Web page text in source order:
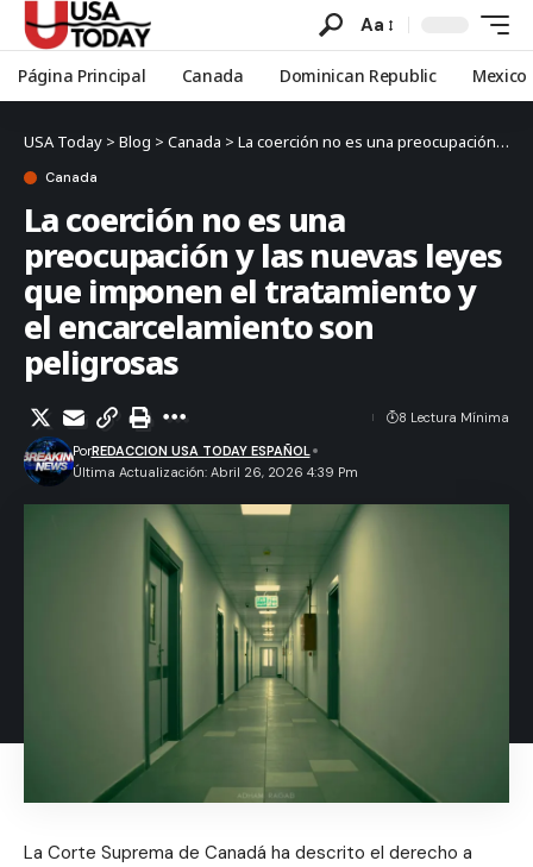
Aa
Página Principal Canada Dominican Republic Mexico
USA Today > Blog > Canada > La coerción no es una preocupación y las nuevas leyes que imponen el tratamiento y el encarcelamiento son peligrosas
Canada
La coerción no es una
preocupación y las nuevas leyes
que imponen el tratamiento y
el encarcelamiento son
peligrosas
Última Actualización: Abril 26, 2026 4:39 Pm
PorREDACCION USA TODAY ESPAÑOL
8 Lectura Mínima
La Corte Suprema de Canadá ha descrito el derecho a